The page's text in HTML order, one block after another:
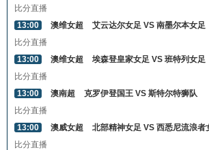
比分直播
13:00
澳维女超
艾云达尔女足 VS 南墨尔本女足
比分直播
13:00
澳维女超
埃森登皇家女足 VS 班特列女足
比分直播
13:00
澳南超
克罗伊登国王 VS 斯特尔特狮队
比分直播
13:00
澳威女超
北部精神女足 VS 西悉尼流浪者
比分直播